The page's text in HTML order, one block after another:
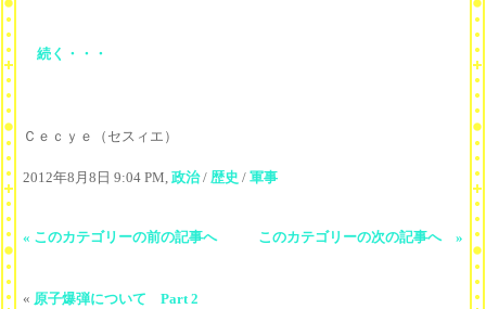
続く・・・
Ｃｅｃｙｅ（セスィエ）
2012年8月8日 9:04 PM, 政治/ 歴史 / 軍事
« このカテゴリーの前の記事へ このカテゴリーの次の記事へ »
« 原子爆弾について Part 2